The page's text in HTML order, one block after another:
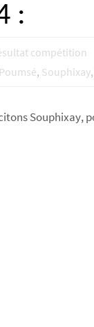
:
compétition
Poumsé, Souphixay,
Souphixay,